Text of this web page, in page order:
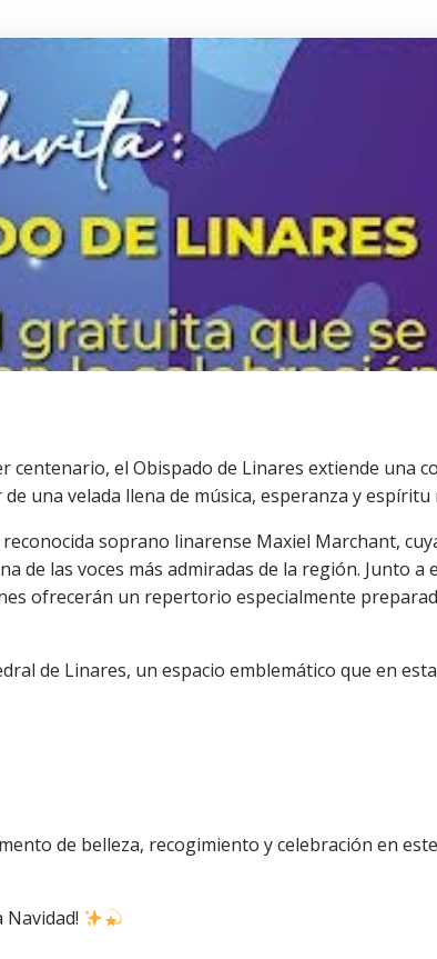
centenario, el Obispado de Linares extiende una
una velada llena de música, esperanza y espíritu
soprano linarense Maxiel Marchant,
de las voces más admiradas de la región. Junto a
ofrecerán un repertorio especialmente
de Linares, un espacio emblemático que en
de belleza, recogimiento y celebración en
Navidad!